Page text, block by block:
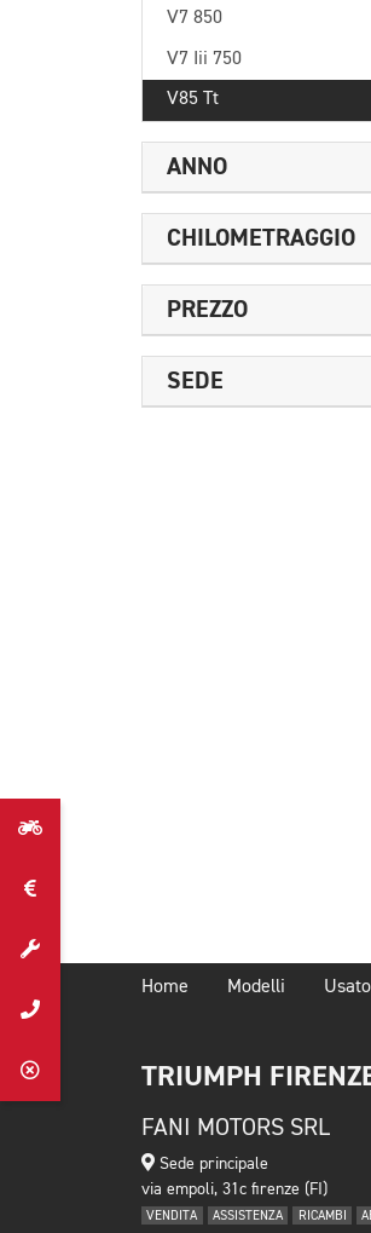
V7 850
V7 Iii 750
V85 Tt
ANNO
CHILOMETRAGGIO
PREZZO
SEDE
Home Modelli Usato
TRIUMPH
FANI MOTORS SRL
Sede principale
via empoli, 31c firenze (FI)
VENDITA ASSISTENZA RICAMBI